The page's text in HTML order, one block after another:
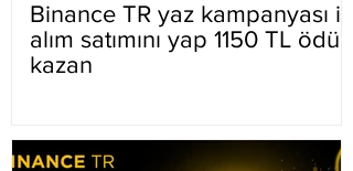
Binance TR yaz kampanyası ilk
alım satımını yap 1150 TL ödül
kazan